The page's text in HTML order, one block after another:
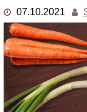
07.10.2021